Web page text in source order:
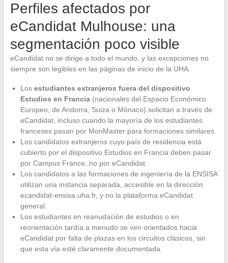
Perfiles afectados por
eCandidat Mulhouse: una
segmentación poco visible
eCandidat no se dirige a todo el mundo, y las excepciones no
siempre son legibles en las páginas de inicio de la UHA.
Los estudiantes extranjeros fuera del dispositivo
Estudios en Francia(nacionales del Espacio Económico
Europeo, de Andorra, Suiza o Mónaco) solicitan a través de
eCandidat, incluso cuando la mayoría de los estudiantes
franceses pasan por MonMaster para formaciones similares.
Los candidatos extranjeros cuyo país de residencia está
cubierto por el dispositivo Estudios en Francia deben pasar
por Campus France, no por eCandidat.
Los candidatos a las formaciones de ingeniería de la ENSISA
utilizan una instancia separada, accesible en la dirección
ecandidat-ensisa.uha.fr, y no la plataforma eCandidat
general.
Los estudiantes en reanudación de estudios o en
reorientación tardía a menudo se ven orientados hacia
eCandidat por falta de plazas en los circuitos clásicos, sin
que esta vía esté claramente documentada.